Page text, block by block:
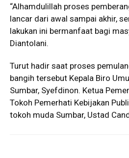
“Alhamdulillah proses
lancar dari awal sampai akhir,
lakukan ini bermanfaat bagi
Diantolani.
Turut hadir saat proses
bangih tersebut Kepala Biro
Sumbar, Syefdinon. Ketua
Tokoh Pemerhati Kebijakan
tokoh muda Sumbar, Ustad